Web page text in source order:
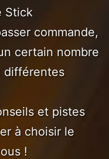
Stick
commande,
certain nombre
différentes
et pistes
à choisir le
!